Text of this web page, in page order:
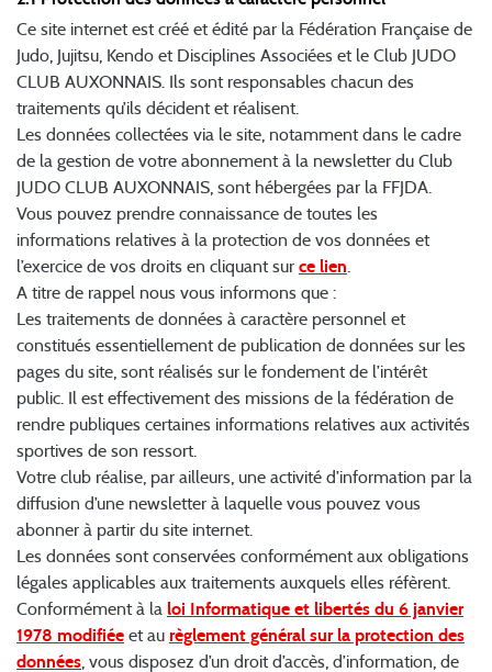
Ce site internet est créé et édité par la Fédération Française de
Judo, Jujitsu, Kendo et Disciplines Associées et le Club JUDO
CLUB AUXONNAIS. Ils sont responsables chacun des
traitements qu’ils décident et réalisent.
Les données collectées via le site, notamment dans le cadre
de la gestion de votre abonnement à la newsletter du Club
JUDO CLUB AUXONNAIS, sont hébergées par la FFJDA.
Vous pouvez prendre connaissance de toutes les
informations relatives à la protection de vos données et
l’exercice de vos droits en cliquant sur ce lien
A titre de rappel nous vous informons que :
Les traitements de données à caractère personnel et
constitués essentiellement de publication de données sur les
pages du site, sont réalisés sur le fondement de l’intérêt
public. Il est effectivement des missions de la fédération de
rendre publiques certaines informations relatives aux activités
sportives de son ressort.
Votre club réalise, par ailleurs, une activité d’information par la
diffusion d’une newsletter à laquelle vous pouvez vous
abonner à partir du site internet.
Les données sont conservées conformément aux obligations
légales applicables aux traitements auxquels elles réfèrent.
Conformément à la loi Informatique et libertés du 6 janvier
1978 modifiée et au règlement général sur la protection des
données , vous disposez d’un droit d’accès, d’information, de